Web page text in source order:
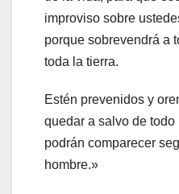
improviso sobre
porque sobrevendrá a
toda la tierra.
Estén prevenidos y
quedar a salvo de
podrán comparecer
hombre.»